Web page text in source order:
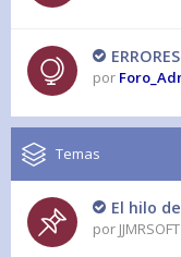
por
Temas
El hilo
por JJMRSOFT